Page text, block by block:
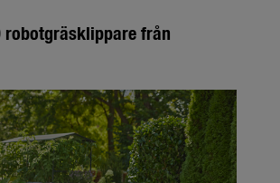
robotgräsklippare från